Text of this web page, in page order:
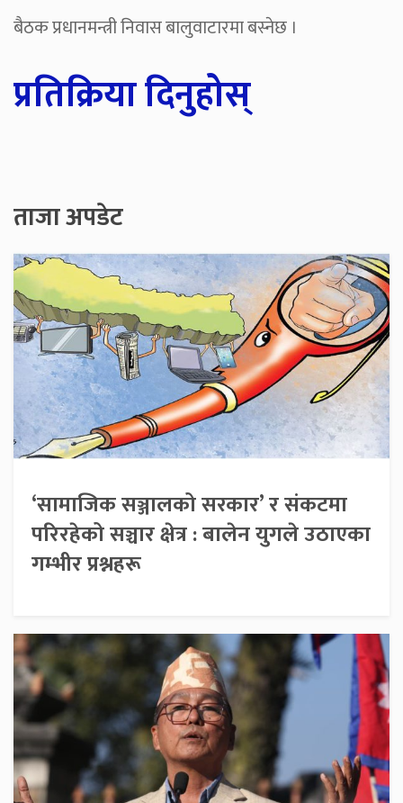
बैठक प्रधानमन्त्री निवास बालुवाटारमा बस्नेछ ।
प्रतिक्रिया दिनुहोस्
ताजा अपडेट
‘सामाजिक सञ्जालको सरकार’ र संकटमा
परिरहेको सञ्चार क्षेत्र : बालेन युगले उठाएका
गम्भीर प्रश्नहरू